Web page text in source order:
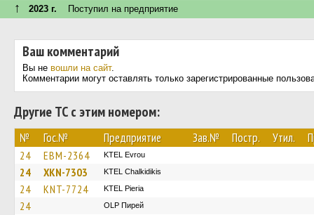
↑ 2023 г. Поступил на предприятие
Ваш комментарий
Вы не вошли на сайт.
Комментарии могут оставлять только зарегистрированные
Другие ТС с этим номером:
№ Гос.№ Предприятие Зав.№ Постр. Утил.
24 EBM-2364 KTEL Evrou
24 XKN-7303 ΚΤΕL Chalkidikis
24 KNT-7724 KTEL Pieria
24 OLP Пирей